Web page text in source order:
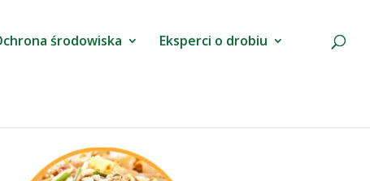
środowiska Eksperci o drobiu